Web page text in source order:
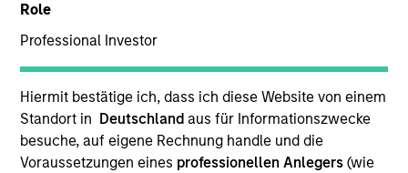
Role
Professional Investor
Hiermit bestätige ich, dass ich diese Website von einem
Standort in Deutschland aus für Informationszwecke
besuche, auf eigene Rechnung handle und die
Voraussetzungen eines professionellen Anlegers(wie
25 Years
TEAM
Morgan Stanley Tactical Value